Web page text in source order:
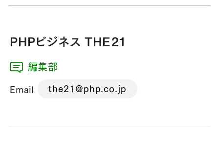
PHPビジネス THE21
編集部
Email the21@php.co.jp